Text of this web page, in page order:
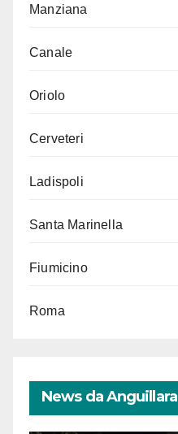
Manziana
Canale
Oriolo
Cerveteri
Ladispoli
Santa Marinella
Fiumicino
Roma
News da Anguillara